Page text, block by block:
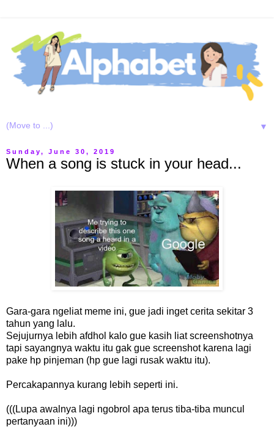
▼
Sunday, June 30, 2019
When a song is stuck in your head...
Gara-gara ngeliat meme ini, gue jadi inget cerita sekitar 3
tahun yang lalu.
Sejujurnya lebih afdhol kalo gue kasih liat screenshotnya
tapi sayangnya waktu itu gak gue screenshot karena lagi
pake hp pinjeman (hp gue lagi rusak waktu itu).
Percakapannya kurang lebih seperti ini.
(((Lupa awalnya lagi ngobrol apa terus tiba-tiba muncul
pertanyaan ini)))